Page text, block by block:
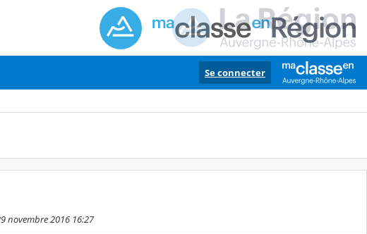
Se connecter
novembre 2016 16:27